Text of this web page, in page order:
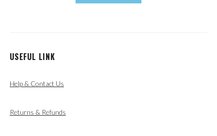
USEFUL LINK
Help & Contact Us
Returns & Refunds